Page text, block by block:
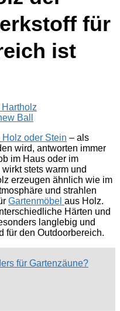
für
ist
Ball
oder Stein – als
wird, antworten immer
im Haus oder im
stets warm und
erzeugen ähnlich wie im
und strahlen
Gartenmöbel aus Holz.
Härten und
langlebig und
für den Outdoorbereich.
für Gartenzäune?